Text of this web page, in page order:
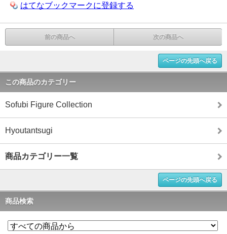
はてなブックマークに登録する
前の商品へ 次の商品へ
ページの先頭へ戻る
この商品のカテゴリー
Sofubi Figure Collection
Hyoutantsugi
商品カテゴリー一覧
ページの先頭へ戻る
商品検索